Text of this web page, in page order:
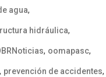
agua,
hidráulica,
, oomapasc,
, prevención de accidentes,